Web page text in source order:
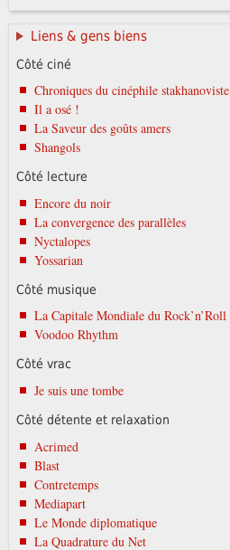
Liens & gens biens
Côté ciné
Chroniques du cinéphile stakhanoviste
Il a osé !
La Saveur des goûts amers
Shangols
Côté lecture
Encore du noir
La convergence des parallèles
Nyctalopes
Yossarian
Côté musique
La Capitale Mondiale du Rock’n’Roll
Voodoo Rhythm
Côté vrac
Je suis une tombe
Côté détente et relaxation
Acrimed
Blast
Contretemps
Mediapart
Le Monde diplomatique
La Quadrature du Net